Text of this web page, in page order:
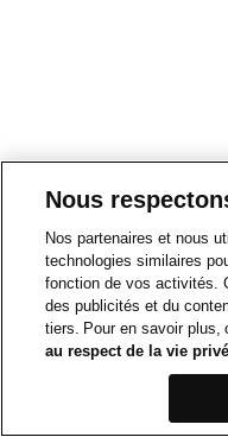
Nous
Nos partenaires et nous
technologies similaires
fonction de vos activités.
des publicités et du
tiers. Pour en savoir plus,
au respect de la vie